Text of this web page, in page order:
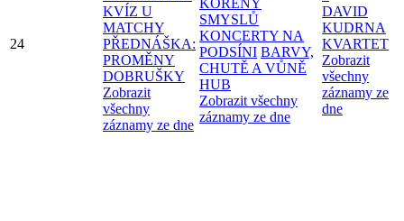
24
KVÍZ U
MATCHY
PŘEDNÁŠKA:
PROMĚNY
DOBRUŠKY
Zobrazit
všechny
záznamy ze dne
KOŘENY
SMYSLŮ
KONCERTY NA
PODSÍNI BARVY,
CHUTĚ A VŮNĚ
HUB
Zobrazit všechny
záznamy ze dne
DAVID
KUDRNA
KVARTET
Zobrazit
všechny
záznamy ze
dne